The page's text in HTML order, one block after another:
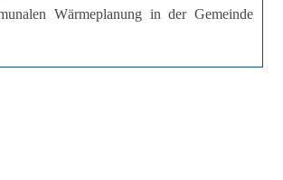
Wärmeplanung in der Gemeinde